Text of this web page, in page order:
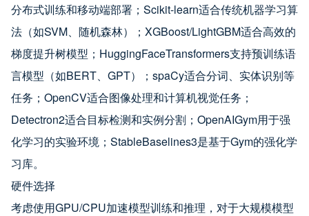
分布式训练和移动端部署；Scikit-learn适合传统机器学习算
法（如SVM、随机森林）；XGBoost/LightGBM适合高效的
梯度提升树模型；HuggingFaceTransformers支持预训练语
言模型（如BERT、GPT）；spaCy适合分词、实体识别等
任务；OpenCV适合图像处理和计算机视觉任务；
Detectron2适合目标检测和实例分割；OpenAIGym用于强
化学习的实验环境；StableBaselines3是基于Gym的强化学
习库。
硬件选择
考虑使用GPU/CPU加速模型训练和推理，对于大规模模型